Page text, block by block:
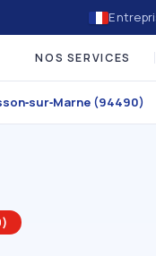
NOS SERVICES
(94490)